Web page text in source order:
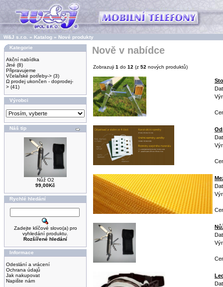
W&J s.r.o. » Katalog » Nové produkty
Kategorie
Akční nabídka
Jiné (8)
Připravujeme
Včelařské potřeby-> (3)
Ω prodej ukončen - doprodej-
> (41)
Výrobci
Náš tip
Nůž O2
99,00Kč
Rychlé hledání
Zadejte klíčové slovo(a) pro
vyhledání produktu.
Rozšířené hledání
Informace
Odeslání a vrácení
Ochrana údajů
Jak nakupovat
Napište nám
Nově v nabídce
Zobrazuji 1 do 12 (z 52 nových produktů)